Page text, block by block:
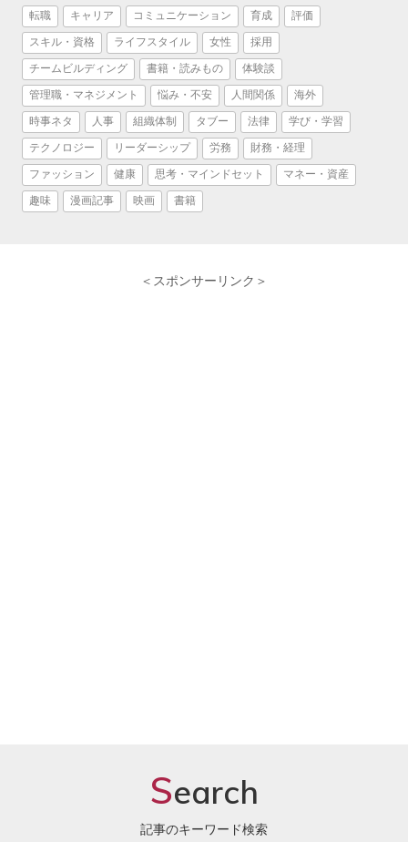
転職 キャリア コミュニケーション 育成 評価
スキル・資格 ライフスタイル 女性 採用
チームビルディング 書籍・読みもの 体験談
管理職・マネジメント 悩み・不安 人間関係 海外
時事ネタ 人事 組織体制 タブー 法律 学び・学習
テクノロジー リーダーシップ 労務 財務・経理
ファッション 健康 思考・マインドセット マネー・資産
趣味 漫画記事 映画 書籍
＜スポンサーリンク＞
Search
記事のキーワード検索